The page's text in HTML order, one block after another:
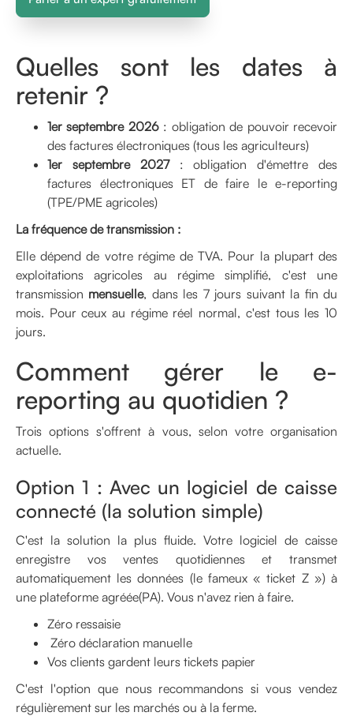
Quelles sont les dates à
retenir ?
1er septembre 2026: obligation de pouvoir recevoir
des factures électroniques (tous les agriculteurs)
1er septembre 2027: obligation d'émettre des
factures électroniques ET de faire le e-reporting
(TPE/PME agricoles)
La fréquence de transmission :
Elle dépend de votre régime de TVA. Pour la plupart des
exploitations agricoles au régime simplifié, c'est une
transmission mensuelle, dans les 7 jours suivant la fin du
mois. Pour ceux au régime réel normal, c'est tous les 10
jours.
Comment gérer le e-
reporting au quotidien ?
Trois options s'offrent à vous, selon votre organisation
actuelle.
Option 1 : Avec un logiciel de caisse
connecté (la solution simple)
C'est la solution la plus fluide. Votre logiciel de caisse
enregistre vos ventes quotidiennes et transmet
automatiquement les données (le fameux « ticket Z ») à
une plateforme agréée(PA). Vous n'avez rien à faire.
Zéro ressaisie
Zéro déclaration manuelle
Vos clients gardent leurs tickets papier
C'est l'option que nous recommandons si vous vendez
régulièrement sur les marchés ou à la ferme.